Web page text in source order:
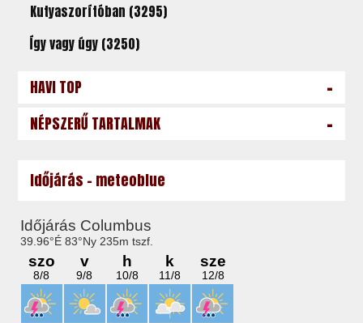
Kutyaszorítóban (3295)
Így vagy úgy (3250)
HAVI TOP -
NÉPSZERŰ TARTALMAK -
Időjárás - meteoblue